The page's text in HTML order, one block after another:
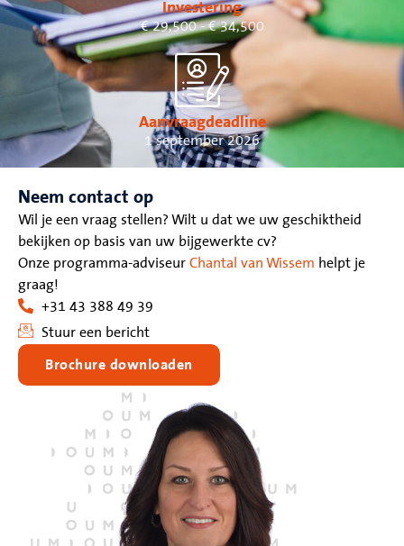
Investering
€ 29,500 - € 34,500
Aanvraagdeadline
1 september 2026
Neem contact op
Wil je een vraag stellen? Wilt u dat we uw geschiktheid
bekijken op basis van uw bijgewerkte cv?
Onze programma-adviseur Chantal van Wissem helpt je
graag!
+31 43 388 49 39
Stuur een bericht
Brochure downloaden